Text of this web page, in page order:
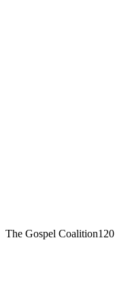
The Gospel Coalition120